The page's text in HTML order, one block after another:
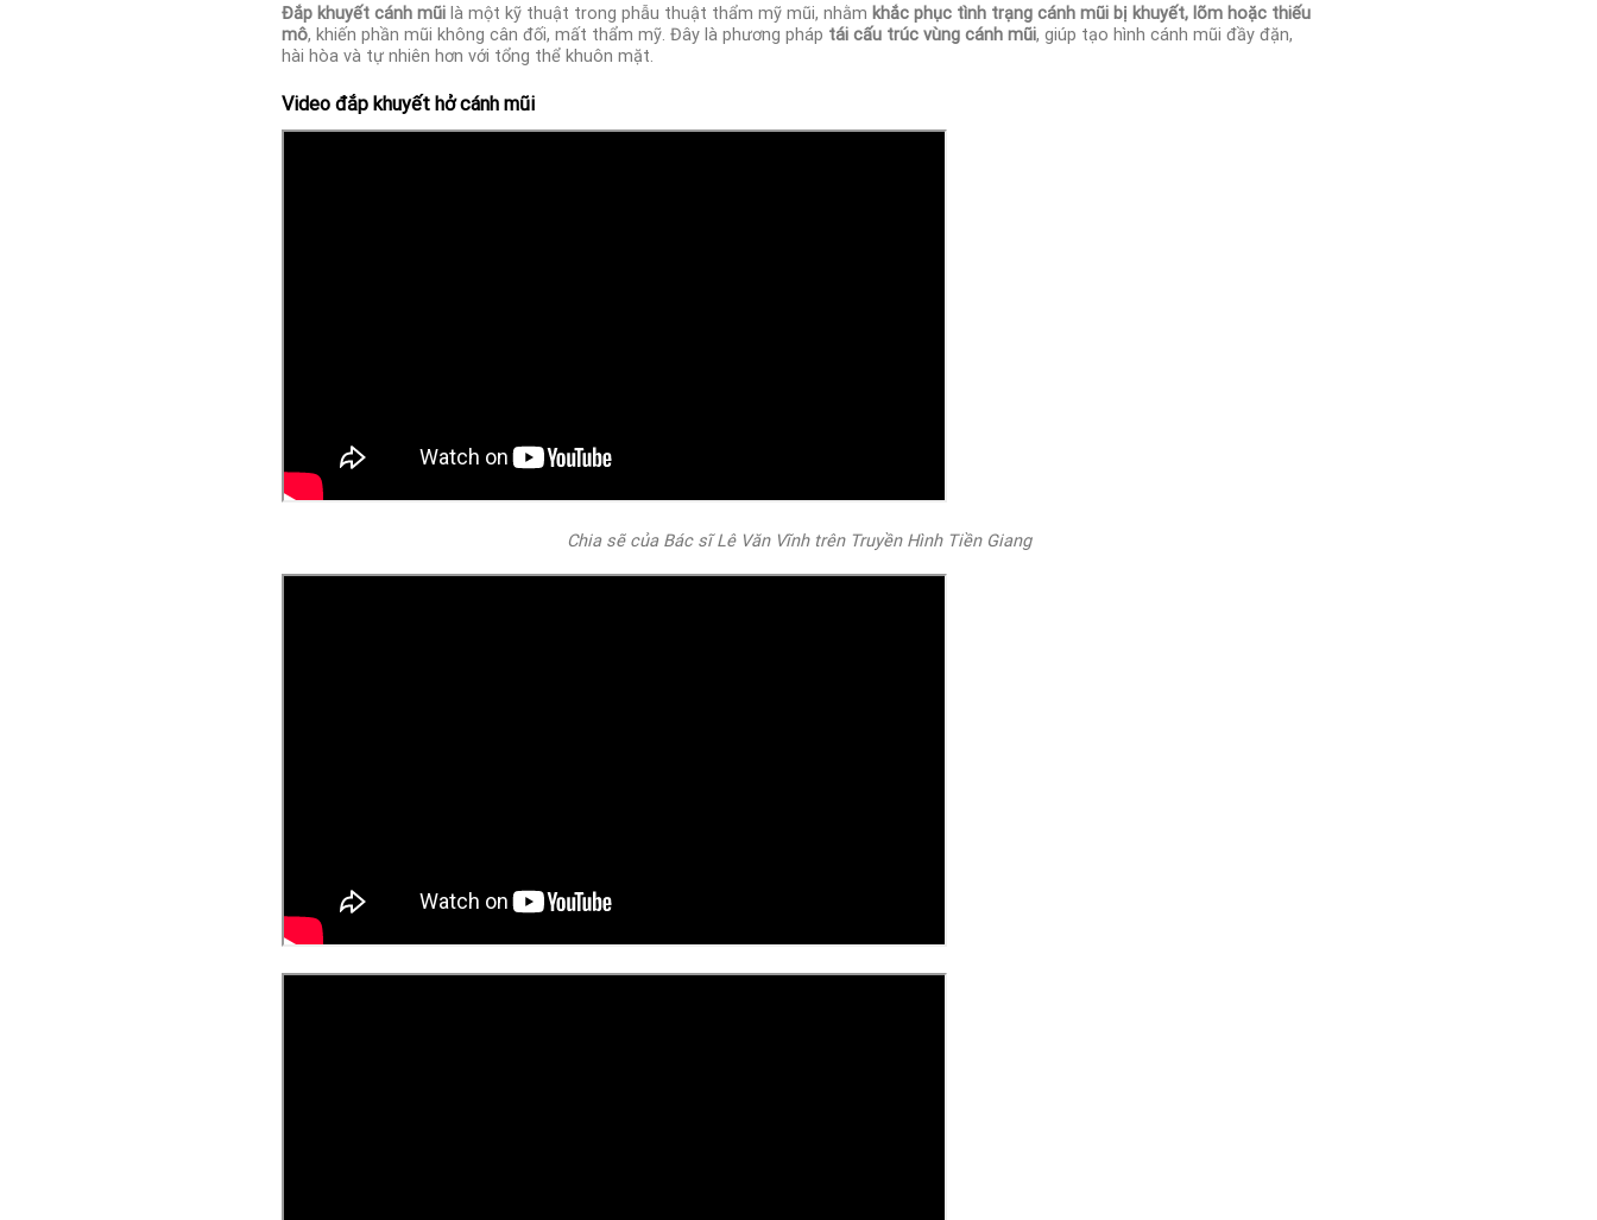
Đắp khuyết cánh mũi là một kỹ thuật trong phẫu thuật thẩm mỹ mũi, nhằm khắc phục tình trạng cánh mũi bị khuyết, lõm hoặc thiếu
mô, khiến phần mũi không cân đối, mất thẩm mỹ. Đây là phương pháp tái cấu trúc vùng cánh mũi, giúp tạo hình cánh mũi đầy đặn,
hài hòa và tự nhiên hơn với tổng thể khuôn mặt.
Video đắp khuyết hở cánh mũi
Chia sẽ của Bác sĩ Lê Văn Vĩnh trên Truyền Hình Tiền Giang